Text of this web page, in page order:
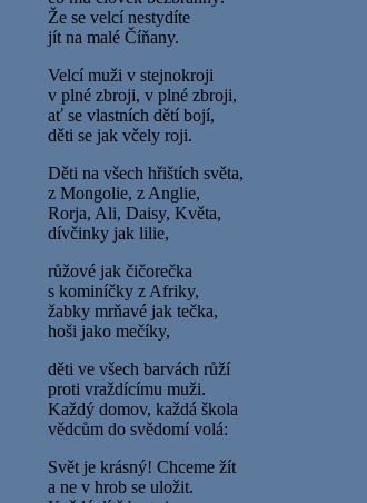
Že se velcí nestydíte
jít na malé Číňany.
Velcí muži v stejnokroji
v plné zbroji, v plné zbroji,
ať se vlastních dětí bojí,
děti se jak včely roji.
Děti na všech hřištích světa,
z Mongolie, z Anglie,
Rorja, Ali, Daisy, Květa,
dívčinky jak lilie,
růžové jak čičorečka
s kominíčky z Afriky,
žabky mrňavé jak tečka,
hoši jako mečíky,
děti ve všech barvách růží
proti vraždícímu muži.
Každý domov, každá škola
vědcům do svědomí volá:
Svět je krásný! Chceme žít
a ne v hrob se uložit.